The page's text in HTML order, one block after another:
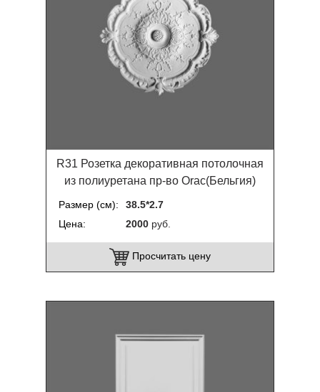
R31 Розетка декоративная потолочная
из полиуретана пр-во Orac(Бельгия)
Размер (см)
38.5*2.7
Цена
2000 руб.
Просчитать цену